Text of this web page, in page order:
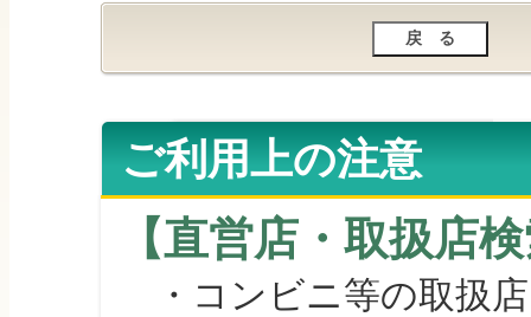
ご利用上の注意
【直営店・取扱店
・コンビニ等の取扱